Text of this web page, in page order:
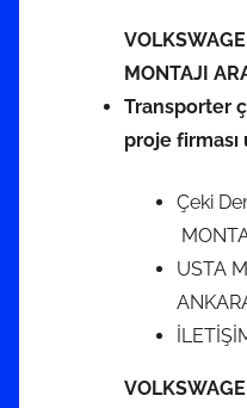
MONTAJI
Transporter
proje
Çeki
USTA